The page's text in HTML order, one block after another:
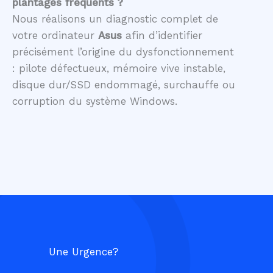
Nous réalisons un diagnostic complet de
votre ordinateur Asus afin d’identifier
précisément l’origine du dysfonctionnement
: pilote défectueux, mémoire vive instable,
disque dur/SSD endommagé, surchauffe ou
corruption du système Windows.
Une Urgence?